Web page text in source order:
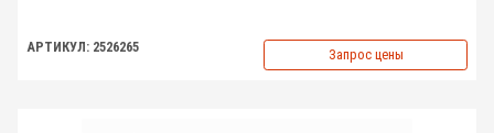
АРТИКУЛ: 2526265 Запрос цены